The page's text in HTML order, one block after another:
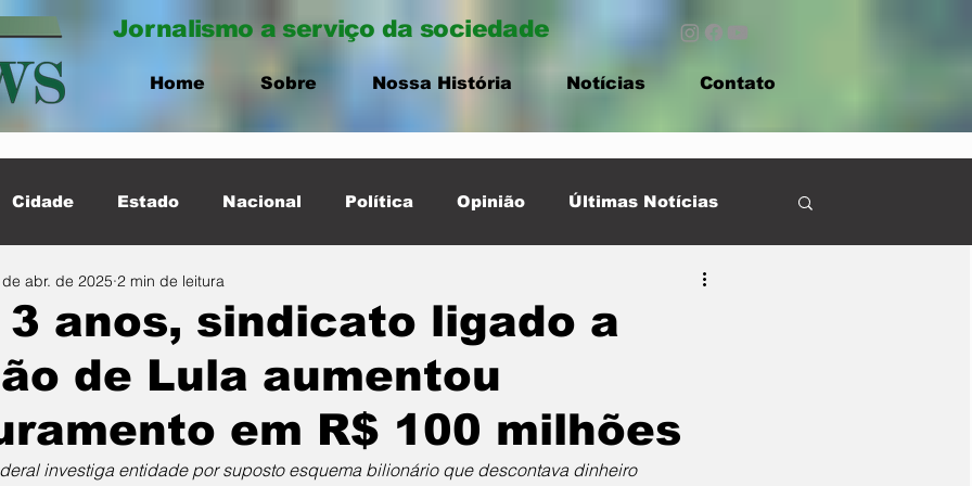
Jornalismo a serviço da sociedade
Home Sobre Nossa História Notícias Contato
Cidade Estado Nacional Política Opinião Últimas Notícias
Destaque Cidade
3 anos, sindicato ligado a
de Lula aumentou
em R$ 100 milhões
abr. de 2025 2 min de leitura
investiga entidade por suposto esquema bilionário que descontava dinheiro